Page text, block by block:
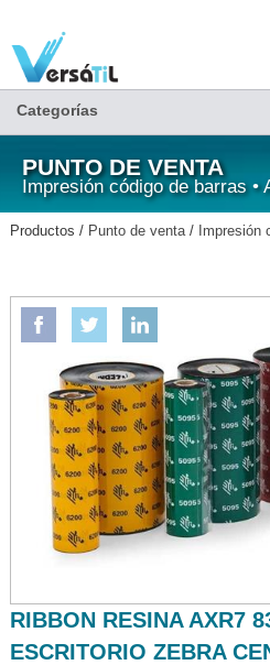
RIBBON RESINA AXR7 83X300 OUT
Categorías
PUNTO DE VENTA
Impresión código de barras •
Productos / Punto de venta/ Impresión
RIBBON RESINA AXR7 83X300 OUT
RIBBON RESINA AXR7
ESCRITORIO ZEBRA
ARMOR